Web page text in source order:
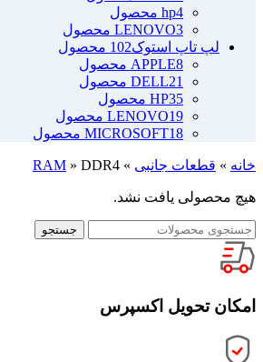
hp4 محصول
LENOVO3 محصول
لپ تاپ استوک102 محصول
APPLE8 محصول
DELL21 محصول
HP35 محصول
LENOVO19 محصول
MICROSOFT18 محصول
خانه » قطعات جانبی »
RAM » DDR4
هیچ محصولی یافت نشد.
جستجو
امکان تحویل اکسپرس